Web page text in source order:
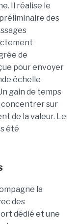
Il réalise le
des
de
pour envoyer
échelle
gain de temps
concentrer sur
de la valeur. Le
été
la
des
dédié et une